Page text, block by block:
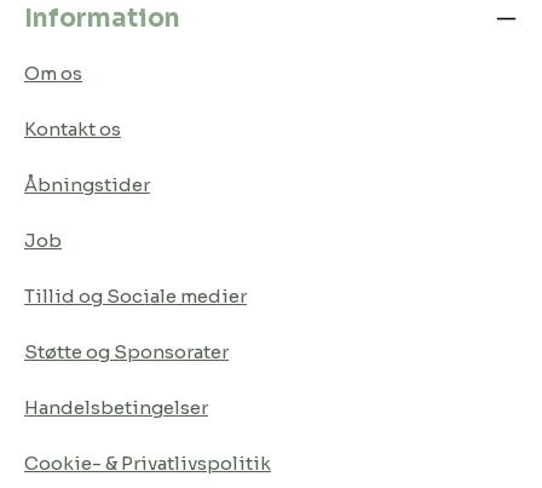
Information
Om os
Kontakt os
Åbningstider
Job
Tillid og Sociale medier
Støtte og Sponsorater
Handelsbetingelser
Cookie- & Privatlivspolitik